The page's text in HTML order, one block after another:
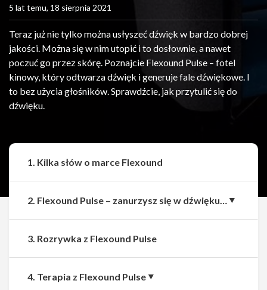
5 lat temu, 18 sierpnia 2021
Teraz już nie tylko można usłyszeć dźwięk w bardzo dobrej
jakości. Można się w nim utopić i to dosłownie, a nawet
poczuć go przez skórę. Poznajcie Flexound Pulse – fotel
kinowy, który odtwarza dźwięk i generuje fale dźwiękowe. I
to bez użycia głośników. Sprawdźcie, jak przytulić się do
dźwięku.
Udostępnij
1. Kilka słów o marce Flexound
2. Flexound Pulse – zanurzysz się w dźwięku…
3. Rozrywka z Flexound Pulse
4. Terapia z Flexound Pulse